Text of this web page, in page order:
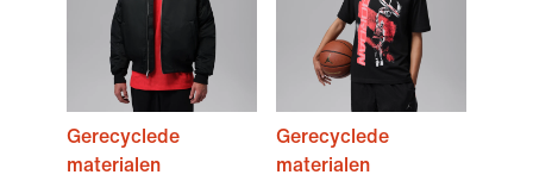
Gerecyclede
materialen
Gerecyclede
materialen